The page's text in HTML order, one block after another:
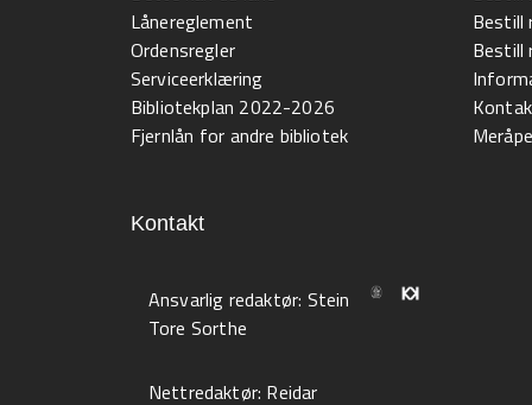
Lånereglement
Ordensregler
Serviceerklæring
Bibliotekplan 2022-2026
Fjernlån for andre bibliotek
Bestill
Bestill
Kontakt
Ansvarlig redaktør: Stein
Tore Sorthe
Nettredaktør: Reidar